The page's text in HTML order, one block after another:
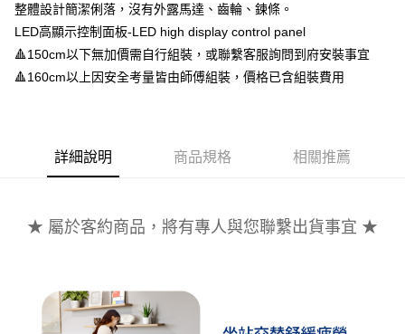
資料（包含姓名、電話或地址）提供予台灣大哥大進項蒐集、處理及利用，
由本公司與您本人進行分期帳單所需資料之確認、核對及更正。
3.完整用戶服務條款，請詳閱以下連結：https://oppay.tw/userRule
是否繳費成功／繳費後需取消欲退款等相關疑問，請聯繫「AFTEE先享後付
客戶支援中心」https://netprotections.freshdesk.com/support/home
【注意事項】
１．透過由恩沛科技股份有限公司提供之「AFTEE先享後付」服務完成之交
３．未成年的使用者請事先徵得法定代理人或監護人之同意方可使用
「AFTEE先享後付」，若未經同意申辦者引起之損失，本公司不負相關責
時審查核予不同之上限額度；若仍有額度不足之情形，本公司將視審查結果
整體設計簡潔俐落，沒有外露馬達、齒輪、鍊條。
LED高顯示控制面板-LED high display control panel
🔺150cm以下無加價需自行組裝，或聯繫客服詢問到府安裝事宜
🔺160cm以上因安全考量皆由師傅組裝，價格已含組裝費用
詳細說明 商品規格 相關推薦
★ 屬於客約商品，將有專人與您聯繫出貨事宜 ★